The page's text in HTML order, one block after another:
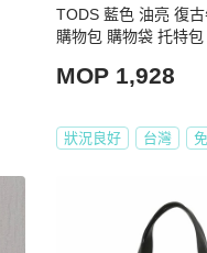
TODS 藍色 油亮 復
購物包 購物袋 托特包
MOP 1,928
狀況良好 台灣